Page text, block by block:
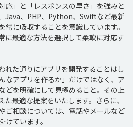
応」と「レスポンスの早さ」を強みと
Java、PHP、Python、Swiftなど最新
に吸収することを意識しています。
に最適な方法を選択して柔軟に対応す
れた通りにアプリを開発することはし
なアプリを作るか」だけではなく、ア
どを明確にして見極めること。その上
最適な提案をいたします。さらに、
ご相談については、電話やメールなど
ています。